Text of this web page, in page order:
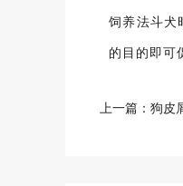
饲养法斗犬
的目的即可
上一篇： 狗皮